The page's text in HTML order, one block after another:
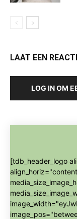
LAAT EEN
LOG IN OM
[tdb_header_logo